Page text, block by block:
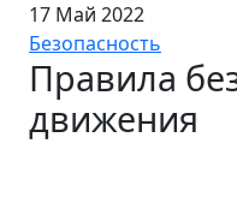
17 Май 2022
Безопасность
Правила
движения